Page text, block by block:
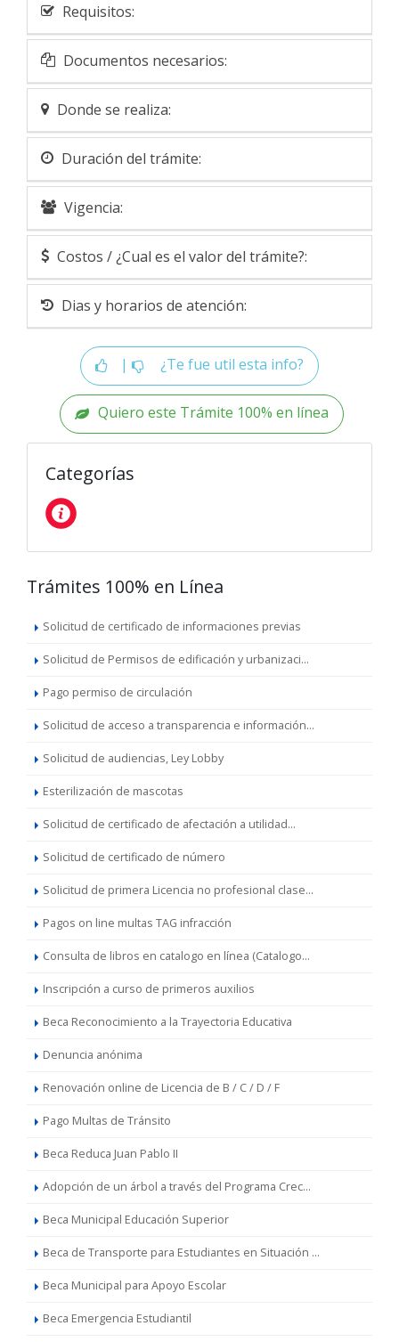
Requisitos:
Documentos necesarios:
Donde se realiza:
Duración del trámite:
Vigencia:
Costos / ¿Cual es el valor del trámite?:
Dias y horarios de atención:
| ¿Te fue util esta info?
Quiero este Trámite 100% en línea
Categorías
Trámites 100% en Línea
Solicitud de certificado de informaciones previas
Solicitud de Permisos de edificación y urbanizaci...
Pago permiso de circulación
Solicitud de acceso a transparencia e información...
Solicitud de audiencias, Ley Lobby
Esterilización de mascotas
Solicitud de certificado de afectación a utilidad...
Solicitud de certificado de número
Solicitud de primera Licencia no profesional clase...
Pagos on line multas TAG infracción
Consulta de libros en catalogo en línea (Catalogo...
Inscripción a curso de primeros auxilios
Beca Reconocimiento a la Trayectoria Educativa
Denuncia anónima
Renovación online de Licencia de B / C / D / F
Pago Multas de Tránsito
Beca Reduca Juan Pablo II
Adopción de un árbol a través del Programa Crec...
Beca Municipal Educación Superior
Beca de Transporte para Estudiantes en Situación ...
Beca Municipal para Apoyo Escolar
Beca Emergencia Estudiantil